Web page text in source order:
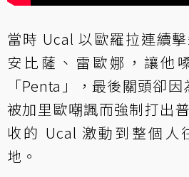
當時 Ucal 以歐羅拉連續
安比薩、雷歐娜，讓他
「Penta」，最後關頭卻
被加里歐嘲諷而強制打出
收的 Ucal 激動到整個人
地。